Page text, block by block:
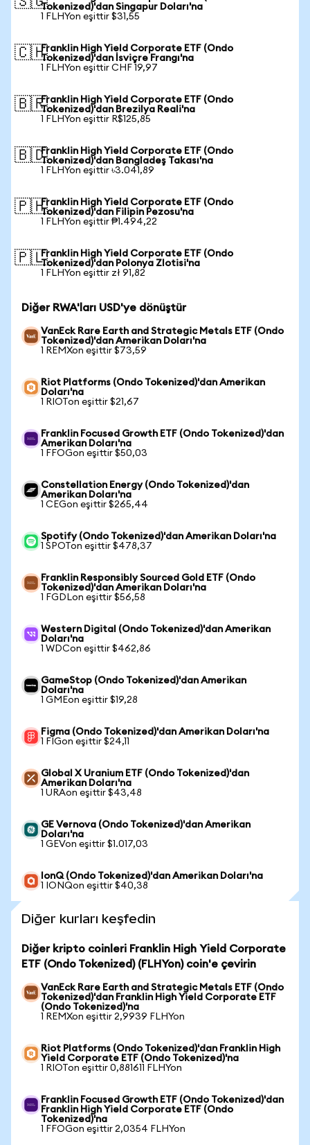
Tokenized)'dan Singapur Doları'na
1 FLHYon eşittir $31,55
🇨🇭Franklin High Yield Corporate ETF (Ondo
Tokenized)'dan İsviçre Frangı'na
1 FLHYon eşittir CHF 19,97
🇧🇷Franklin High Yield Corporate ETF (Ondo
Tokenized)'dan Brezilya Reali'na
1 FLHYon eşittir R$125,85
🇧🇩Franklin High Yield Corporate ETF (Ondo
Tokenized)'dan Bangladeş Takası'na
1 FLHYon eşittir ৳3.041,89
🇵🇭Franklin High Yield Corporate ETF (Ondo
Tokenized)'dan Filipin Pezosu'na
1 FLHYon eşittir ₱1.494,22
🇵🇱Franklin High Yield Corporate ETF (Ondo
Tokenized)'dan Polonya Zlotisi'na
1 FLHYon eşittir zł 91,82
Diğer RWA'ları USD'ye dönüştür
VanEck Rare Earth and Strategic Metals ETF (Ondo
Tokenized)'dan Amerikan Doları'na
1 REMXon eşittir $73,59
Riot Platforms (Ondo Tokenized)'dan Amerikan
Doları'na
1 RIOTon eşittir $21,67
Franklin Focused Growth ETF (Ondo Tokenized)'dan
Amerikan Doları'na
1 FFOGon eşittir $50,03
Constellation Energy (Ondo Tokenized)'dan
Amerikan Doları'na
1 CEGon eşittir $265,44
Spotify (Ondo Tokenized)'dan Amerikan Doları'na
1 SPOTon eşittir $478,37
Franklin Responsibly Sourced Gold ETF (Ondo
Tokenized)'dan Amerikan Doları'na
1 FGDLon eşittir $56,58
Western Digital (Ondo Tokenized)'dan Amerikan
Doları'na
1 WDCon eşittir $462,86
GameStop (Ondo Tokenized)'dan Amerikan
Doları'na
1 GMEon eşittir $19,28
Figma (Ondo Tokenized)'dan Amerikan Doları'na
1 FIGon eşittir $24,11
Global X Uranium ETF (Ondo Tokenized)'dan
Amerikan Doları'na
1 URAon eşittir $43,48
GE Vernova (Ondo Tokenized)'dan Amerikan
Doları'na
1 GEVon eşittir $1.017,03
IonQ (Ondo Tokenized)'dan Amerikan Doları'na
1 IONQon eşittir $40,38
Diğer kurları keşfedin
Diğer kripto coinleri Franklin High Yield Corporate
ETF (Ondo Tokenized) (FLHYon) coin'e çevirin
VanEck Rare Earth and Strategic Metals ETF (Ondo
Tokenized)'dan Franklin High Yield Corporate ETF
(Ondo Tokenized)'na
1 REMXon eşittir 2,9939 FLHYon
Riot Platforms (Ondo Tokenized)'dan Franklin High
Yield Corporate ETF (Ondo Tokenized)'na
1 RIOTon eşittir 0,881611 FLHYon
Franklin Focused Growth ETF (Ondo Tokenized)'dan
Franklin High Yield Corporate ETF (Ondo
Tokenized)'na
1 FFOGon eşittir 2,0354 FLHYon